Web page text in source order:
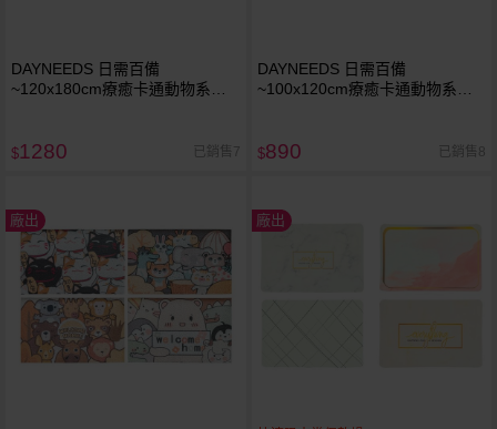
DAYNEEDS 日需百備
~120x180cm療癒卡通動物系列
$1280 已銷售7
DAYNEEDS 日需百備
~100x120cm療癒卡通動物系列
$890 已銷售8
廠出 廠出